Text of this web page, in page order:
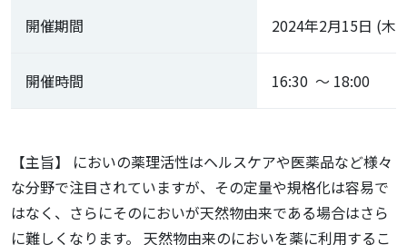
開催期間 2024年2月15日 (木)
開催時間 16:30 ～ 18:00
【主旨】 においの薬理活性はヘルスケアや医薬品など様々
な分野で注目されていますが、その定量や規格化は容易で
はなく、さらにそのにおいが天然物由来である場合はさら
に難しくなります。 天然物由来のにおいを薬に利用するこ